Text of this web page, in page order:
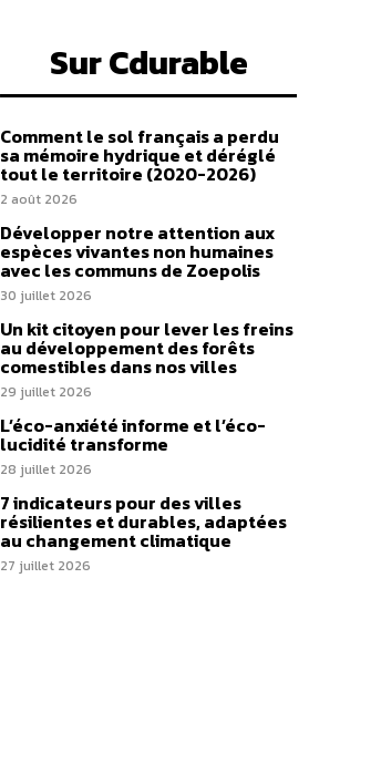
Sur Cdurable
Comment le sol français a perdu
sa mémoire hydrique et déréglé
tout le territoire (2020-2026)
2 août 2026
Développer notre attention aux
espèces vivantes non humaines
avec les communs de Zoepolis
30 juillet 2026
Un kit citoyen pour lever les freins
au développement des forêts
comestibles dans nos villes
29 juillet 2026
L’éco-anxiété informe et l’éco-
lucidité transforme
28 juillet 2026
7 indicateurs pour des villes
résilientes et durables, adaptées
au changement climatique
27 juillet 2026